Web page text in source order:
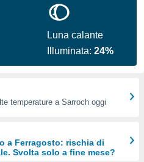
Luna calante
Illuminata:24%
temperature a Sarroch oggi
a Ferragosto: rischia di
Svolta solo a fine mese?